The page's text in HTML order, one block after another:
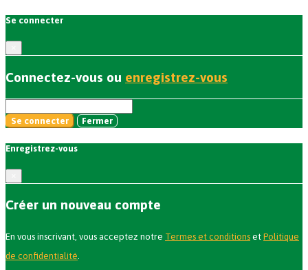
Se connecter
Connectez-vous ou enregistrez-vous
Se connecter Fermer
Enregistrez-vous
Créer un nouveau compte
En vous inscrivant, vous acceptez notre Termes et conditions et Politique
de confidentialité.